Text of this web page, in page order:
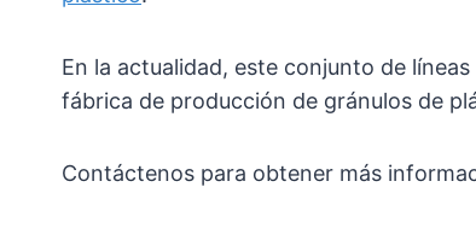
En la actualidad, este conjunto de
fábrica de producción de gránulos de
Contáctenos para obtener más